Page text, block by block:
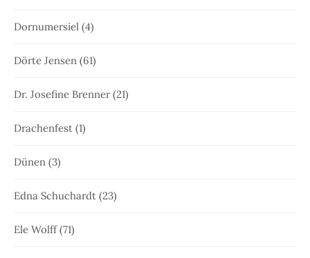
Dornumersiel (4)
Dörte Jensen (61)
Dr. Josefine Brenner(21)
Drachenfest (1)
Dünen (3)
Edna Schuchardt (23)
Ele Wolff(71)